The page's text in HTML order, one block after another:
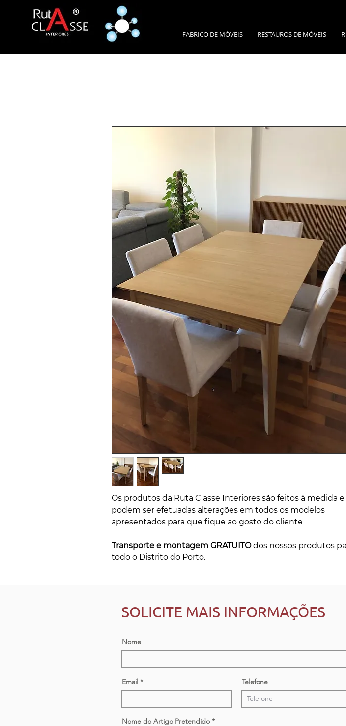
FABRICO DE MÓVEIS RESTAUROS DE MÓVEIS
Os produtos da Ruta Classe Interiores são feitos à medida e
podem ser efetuadas alterações em todos os modelos
apresentados para que fique ao gosto do cliente
Transporte e montagem GRATUITOdos nossos produtos
todo o Distrito do Porto.
SOLICITE MAIS INFORMAÇÕES
Nome
Email Telefone
Nome do Artigo Pretendido